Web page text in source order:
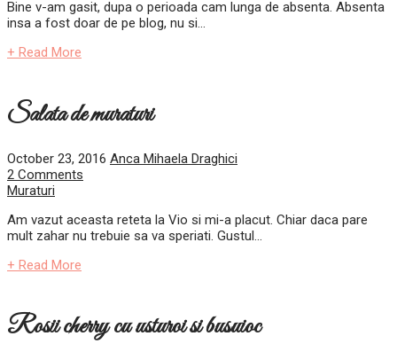
Bine v-am gasit, dupa o perioada cam lunga de absenta. Absenta
insa a fost doar de pe blog, nu si...
+ Read More
Salata de muraturi
October 23, 2016 Anca Mihaela Draghici
2 Comments
Muraturi
Am vazut aceasta reteta la Vio si mi-a placut. Chiar daca pare
mult zahar nu trebuie sa va speriati. Gustul...
+ Read More
Rosii cherry cu usturoi si busuioc